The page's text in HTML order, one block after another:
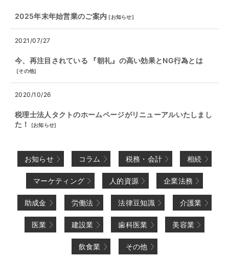
2025年末年始営業のご案内 [お知らせ]
2021/07/27
今、再注目されている 『朝礼』の高い効果とNG行為とは
[その他]
2020/10/26
税理士法人タクトのホームページがリニューアルいたしまし
た！
[お知らせ]
お知らせ コラム 税務・会計 相続
マーケティング 人的資源 企業法務
助成金 労働法 法律豆知識 介護業
医業 建設業 歯科医業 美容業
飲食業 その他